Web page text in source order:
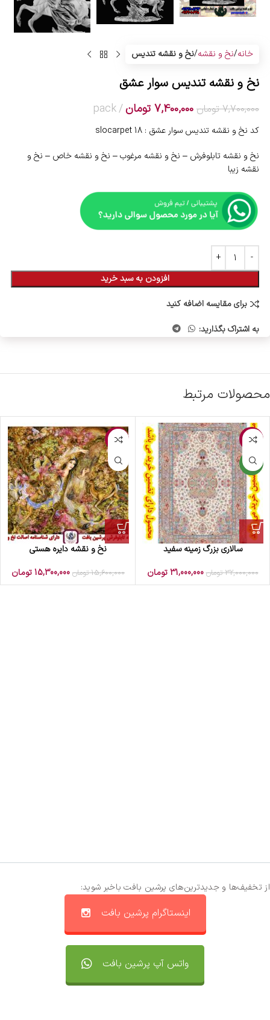
خانه نخ و نقشه نخ و نقشه تندیس
نخ و نقشه تندیس سوار عشق
7,700,000 تومان 7,400,000 تومان pack
کد نخ و نقشه تندیس سوار عشق : slocarpet 18
نخ و نقشه تابلوفرش – نخ و نقشه مرغوب – نخ و نقشه خاص – نخ و
نقشه زیبا
افزودن به سبد خرید
برای مقایسه اضافه کنید
به اشتراک بگذارید:
محصولات مرتبط
-3%
جدید
سالاری بزرگ زمینه سفید
32,000,000 تومان 31,000,000 تومان
-2%
نخ و نقشه دایره هستی
15,600,000 تومان 15,300,000تومان
از تخفیف‌ها و جدیدترین‌های پرشین بافت باخبر شوید:
اینستاگرام پرشین بافت
واتس آپ پرشین بافت